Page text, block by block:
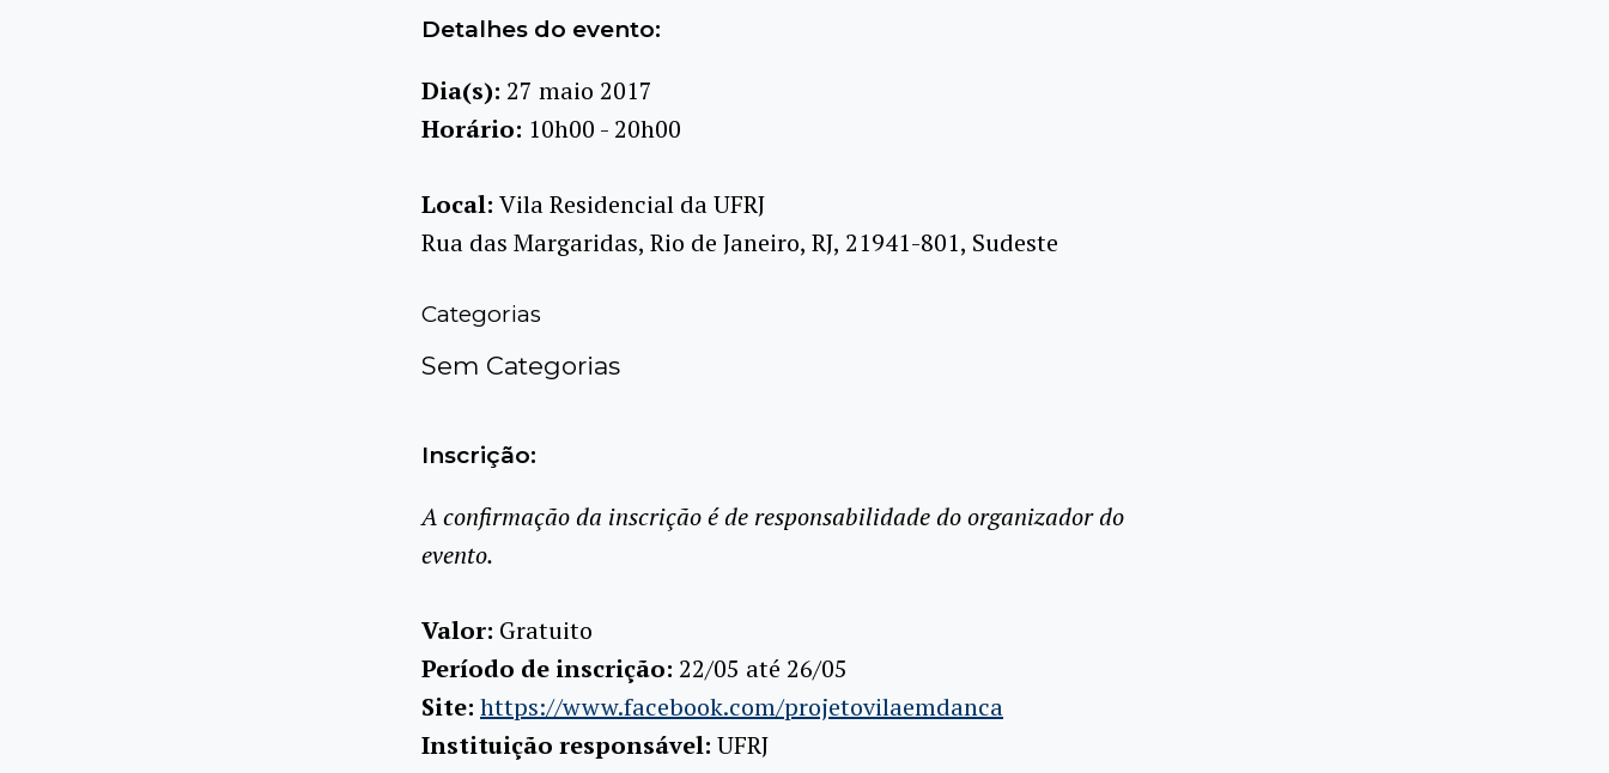
Detalhes do evento:
Dia(s): 27 maio 2017
Horário: 10h00 - 20h00
Local: Vila Residencial da UFRJ
Rua das Margaridas, Rio de Janeiro, RJ, 21941-801, Sudeste
Categorias
Sem Categorias
Inscrição:
A confirmação da inscrição é de responsabilidade do organizador do
evento.
Valor: Gratuito
Período de inscrição: 22/05 até 26/05
Site: https://www.facebook.com/projetovilaemdanca
Instituição responsável: UFRJ